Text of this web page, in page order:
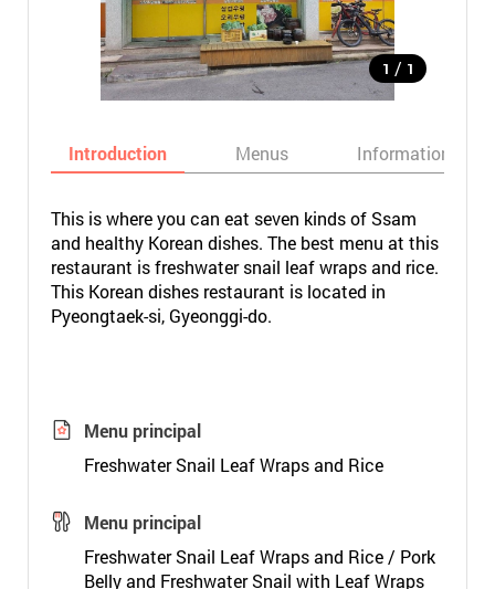
1 / 1
Introduction Menus Informations
This is where you can eat seven kinds of Ssam
and healthy Korean dishes. The best menu at this
restaurant is freshwater snail leaf wraps and rice.
This Korean dishes restaurant is located in
Pyeongtaek-si, Gyeonggi-do.
Menu principal
Freshwater Snail Leaf Wraps and Rice
Menu principal
Freshwater Snail Leaf Wraps and Rice / Pork
Belly and Freshwater Snail with Leaf Wraps